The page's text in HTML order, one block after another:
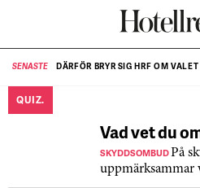
SENASTE DÄRFÖR BRYR SIG HRF OM VALET
QUIZ.
Vad vet du
SKYDDSOMBUDPå
uppmärksammar